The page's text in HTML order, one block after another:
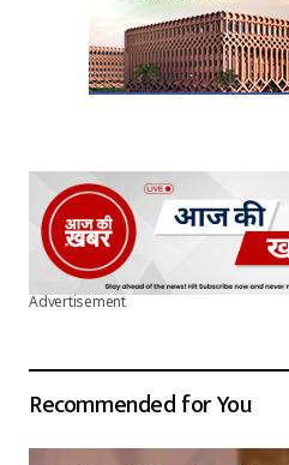
Advertisement
Recommended for You